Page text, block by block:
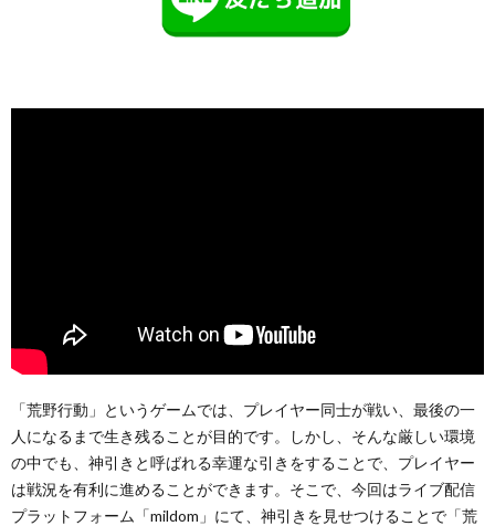
「荒野行動」というゲームでは、プレイヤー同士が戦い、最後の一
人になるまで生き残ることが目的です。しかし、そんな厳しい環境
の中でも、神引きと呼ばれる幸運な引きをすることで、プレイヤー
は戦況を有利に進めることができます。そこで、今回はライブ配信
プラットフォーム「mildom」にて、神引きを見せつけることで「荒